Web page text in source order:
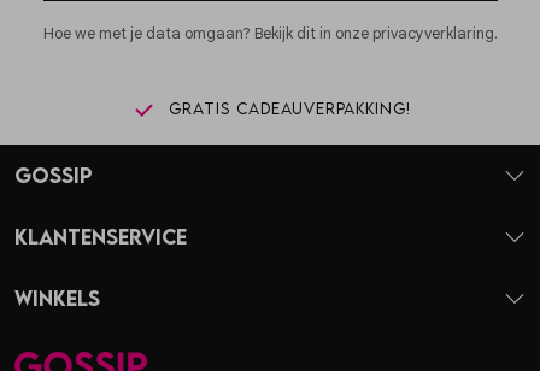
Hoe we met je data omgaan? Bekijk dit in onze privacyverklaring.
Gratis cadeauverpakking!
Gossip
Klantenservice
Winkels